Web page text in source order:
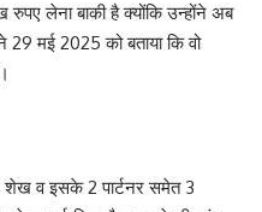
रुपए लेना बाकी है क्योंकि उन्होंने अब
29 मई 2025 को बताया कि वो
शेख व इसके 2 पार्टनर समेत 3